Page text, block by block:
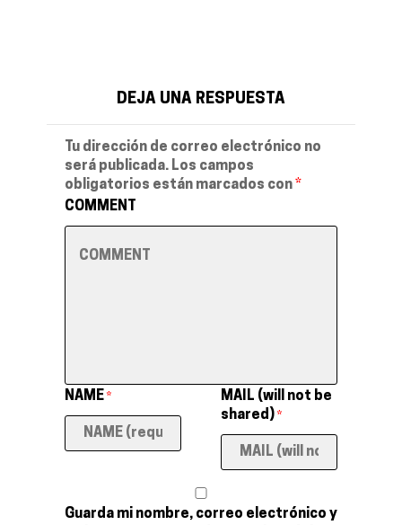
DEJA UNA RESPUESTA
Tu dirección de correo electrónico no
será publicada. Los campos
obligatorios están marcados con *
COMMENT
NAME *
MAIL (will not be
shared) *
Guarda mi nombre, correo electrónico y